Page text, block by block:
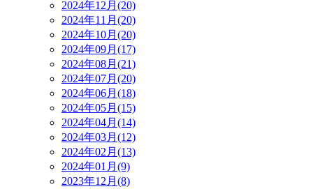
2024年12月(20)
2024年11月(20)
2024年10月(20)
2024年09月(17)
2024年08月(21)
2024年07月(20)
2024年06月(18)
2024年05月(15)
2024年04月(14)
2024年03月(12)
2024年02月(13)
2024年01月(9)
2023年12月(8)